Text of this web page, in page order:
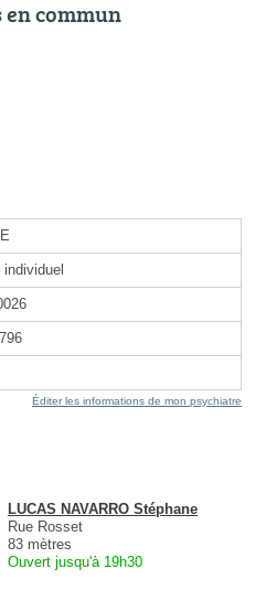
commun
individuel
Éditer les informations de mon psychiatre
LUCAS NAVARRO Stéphane
Rue Rosset
83 mètres
Ouvert jusqu'à 19h30